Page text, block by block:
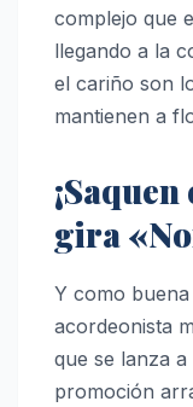
complejo que
llegando a la
el cariño son
mantienen a
gira
Y como
acordeonista
que se lanza
promoción